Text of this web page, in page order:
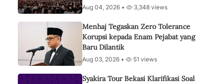
Aug 04, 2026 • 3,348 views
Menhaj Tegaskan Zero Tolerance
Korupsi kepada Enam Pejabat yang
Baru Dilantik
Aug 03, 2026 • 51 views
Syakira Tour Bekasi Klarifikasi Soal